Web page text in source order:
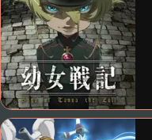
Albarea Rufus